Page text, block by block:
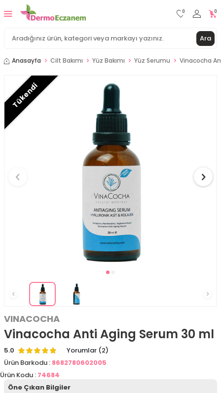
Ara
0 0
Anasayfa Cilt Bakımı Yüz Bakımı Yüz Serumu Vinacocha
Tükendi
VINACOCHA
Vinacocha Anti Aging Serum 30 ml
5.0
Yorumlar (2)
Ürün Barkodu : 8682780602005
Ürün Kodu : 74684
Öne Çıkan Bilgiler